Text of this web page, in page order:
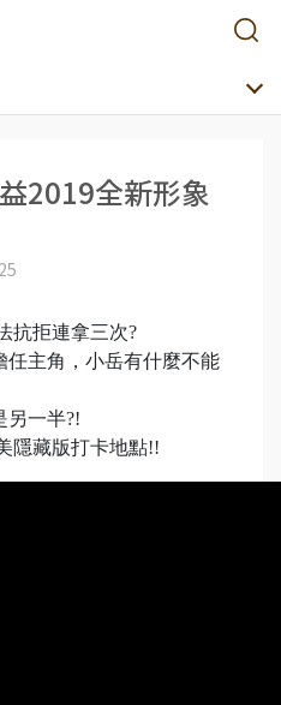
2019全新形象
抗拒連拿三次?
任主角，小岳有什麼不能
另一半?!
隱藏版打卡地點!!